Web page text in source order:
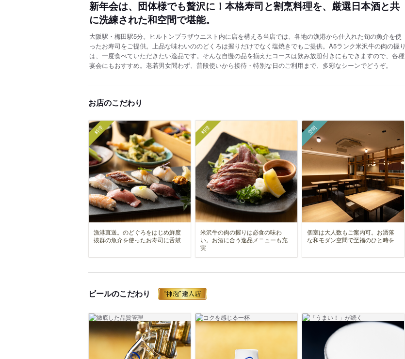
新年会は、団体様でも贅沢に！本格寿司と割烹料理を、厳選日本酒と共
に洗練された和空間で堪能。
大阪駅・梅田駅5分。ヒルトンプラザウエスト内に店を構える当店では、各地の漁港から仕入れた旬の魚介を使
ったお寿司をご提供。上品な味わいののどくろは握りだけでなく塩焼きでもご提供。A5ランク米沢牛の肉の握り
は、一度食べていただきたい逸品です。そんな自慢の品を揃えたコースは飲み放題付きにもできますので、各種
宴会にもおすすめ。老若男女問わず、普段使いから接待・特別な日のご利用まで、多彩なシーンでどうぞ。
お店のこだわり
料理
漁港直送。のどぐろをはじめ鮮度
抜群の魚介を使ったお寿司に舌鼓
料理
米沢牛の肉の握りは必食の味わ
い。お酒に合う逸品メニューも充
実
空間
個室は大人数もご案内可。お洒落
な和モダン空間で至福のひと時を
ビールのこだわり